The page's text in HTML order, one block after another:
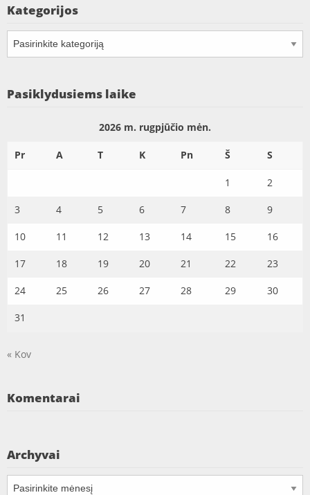
Kategorijos
Kategorijos
Pasiklydusiems laike
2026 m. rugpjūčio mėn.
Pr A T K Pn Š S
1 2
3 4 5 6 7 8 9
10 11 12 13 14 15 16
17 18 19 20 21 22 23
24 25 26 27 28 29 30
31
« Kov
Komentarai
Archyvai
Archyvai